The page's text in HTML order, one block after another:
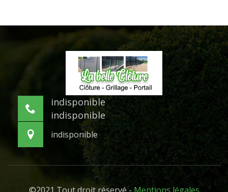
indisponible
indisponible
indisponible